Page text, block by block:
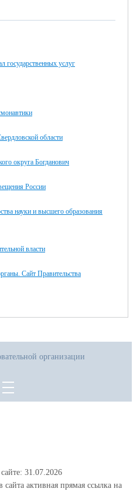
государственных услуг
области
округа Богданович
России
науки и высшего образования
власти
Сайт Правительства
организации
31.07.2026
активная прямая ссылка на